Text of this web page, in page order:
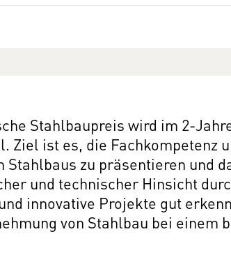
Stahlbaupreis wird im 2-
Ziel ist es, die Fachkompetenz
Stahlbaus zu präsentieren und
und technischer Hinsicht
innovative Projekte gut
von Stahlbau bei einem